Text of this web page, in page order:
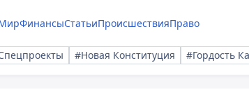
ФинансыСтатьиПроисшествияПраво
#Новая Конституция #Гордость